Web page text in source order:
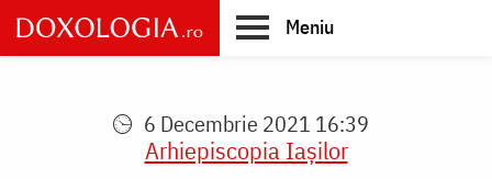
Skip
to
main
Meniu
6 Decembrie 2021 16:39
Arhiepiscopia Iaşilor